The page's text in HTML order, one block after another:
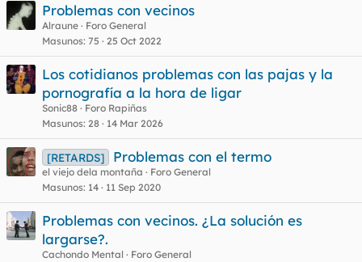
Problemas con vecinos
Alraune
Foro General
Masunos 75 25 Oct 2022
Los cotidianos problemas con las pajas y la
pornografía a la hora de ligar
Sonic88
Foro Rapiñas
Masunos 28 14 Mar 2026
[RETARDS] Problemas con el termo
el viejo dela montaña
Foro General
Masunos 14 11 Sep 2020
Problemas con vecinos. ¿La solución es
largarse?.
Cachondo Mental
Foro General